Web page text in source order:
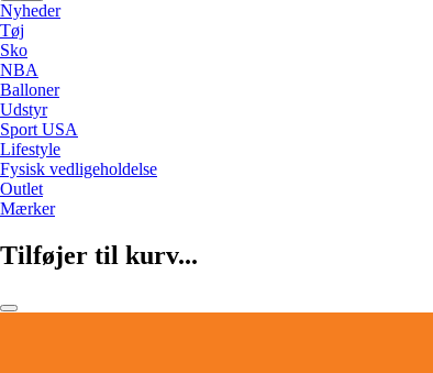
Nyheder
Tøj
Sko
NBA
Balloner
Udstyr
Sport USA
Lifestyle
Fysisk vedligeholdelse
Outlet
Mærker
Tilføjer til kurv...